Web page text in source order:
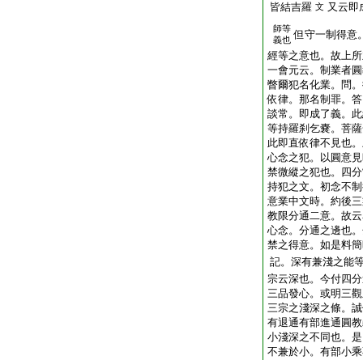
皆結吉羅 文 又云即
師等
義也 但守一制得意
經等之意也。故上
一會元云。制業者
瞥爾犯名化業。問
依律。那名制罪。
談常。即成了義。
等持羅刹乞嚢。菩
此即直依律不見也
心念之犯。以圓意
禁微縱之犯也。四
持犯之文。初念不
意業中文時。約後
教限分通二意。故
心念。分通之邊也
禁之得意。如是料
記。深有兼淺之能
宗云深也。今付四
三品發心。或明三
三宗之淺深之條。
有退通有部進通圓
小淺深之不同也。
不兼於小。有部小